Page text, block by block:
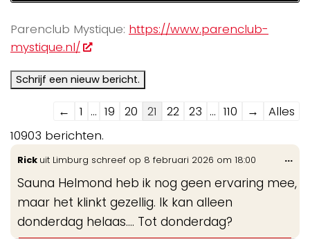
Parenclub Mystique: https://www.parenclub-
mystique.nl/
Navigatie
door
de
gastenboek-
lijst
← 1 ... 19 20 21 22 23 ... 110 →
Alles
10903 berichten.
Rick uit Limburg schreef op 8 februari 2026 om 18:00
Sauna Helmond heb ik nog geen ervaring mee,
maar het klinkt gezellig. Ik kan alleen
donderdag helaas…. Tot donderdag?
...